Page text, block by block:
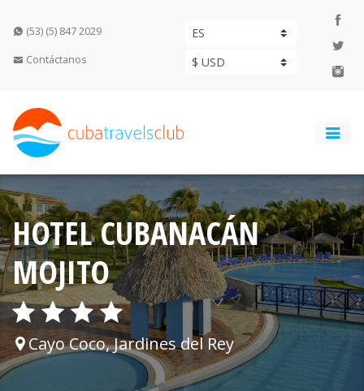
(53) (5) 847 2029
Contáctanos
HOTEL CUBANACÁN
MOJITO
Cayo Coco, Jardines del Rey